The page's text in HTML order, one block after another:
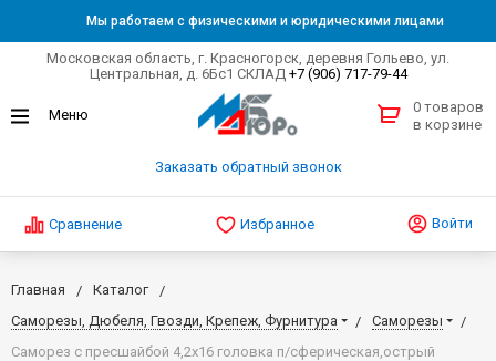
Мы работаем с физическими и юридическими лицами
Московская область, г. Красногорск, деревня Гольево, ул.
Центральная, д. 6Бс1 СКЛАД +7 (906) 717-79-44
Заказать обратный звонок
0 товаров
в корзине
Сравнение Избранное Войти
Главная
Каталог
Саморезы, Дюбеля, Гвозди, Крепеж, Фурнитура
Саморезы
Саморез с пресшайбой 4,2х16 головка п/сферическая,острый